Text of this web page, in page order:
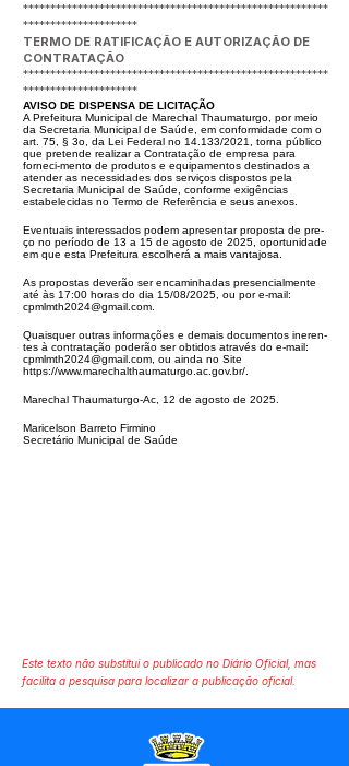
********************************************************
*********************
TERMO DE RATIFICAÇÃO E AUTORIZAÇÃO DE
CONTRATAÇÃO
********************************************************
*********************
AVISO DE DISPENSA DE LICITAÇÃO
A Prefeitura Municipal de Marechal Thaumaturgo, por meio
da Secretaria Municipal de Saúde, em conformidade com o
art. 75, § 3o, da Lei Federal no 14.133/2021, torna público
que pretende realizar a Contratação de empresa para
forneci-mento de produtos e equipamentos destinados a
atenderas necessidades dos serviços dispostos pela
Secretaria Municipal de Saúde, conforme exigências
estabelecidas no Termo de Referência e seus anexos.
Eventuais interessados podem apresentar proposta de pre-
ço no período de 13 a 15 de agosto de 2025, oportunidade
em que esta Prefeitura escolherá a mais vantajosa.
As propostas deverão ser encaminhadas presencialmente
até às 17:00 horas do dia 15/08/2025, ou por e-mail:
cpmlmth2024@gmail.com
Quaisquer outras informações e demais documentos ineren-
tes à contratação poderão ser obtidos através do e-mail:
cpmlmth2024@gmail.com , ou ainda no Site
https://www.marechalthaumaturgo.ac.gov.br/.
Marechal Thaumaturgo-Ac, 12 de agosto de 2025.
Maricelson Barreto Firmino
Secretário Municipal de Saúde
Este texto não substitui o publicado no Diário Oficial, mas
facilita a pesquisa para localizar a publicação oficial.